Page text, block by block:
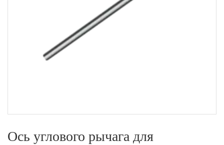
Ось углового рычага для